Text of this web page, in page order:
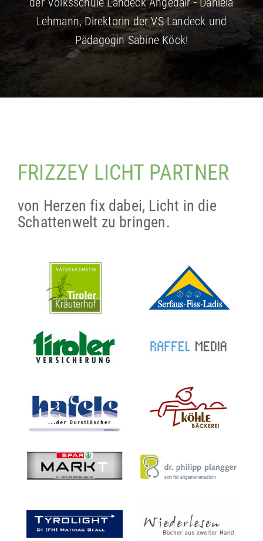
Lehmann, Direktorin der VS Landeck und
Pädagogin Sabine Köck!
FRIZZEY LICHT PARTNER
von Herzen fix dabei, Licht in die
Schattenwelt zu bringen.